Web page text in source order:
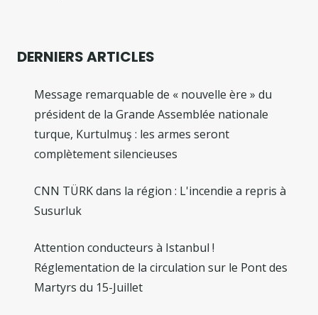
DERNIERS ARTICLES
Message remarquable de « nouvelle ère » du
président de la Grande Assemblée nationale
turque, Kurtulmuş : les armes seront
complètement silencieuses
CNN TÜRK dans la région : L'incendie a repris à
Susurluk
Attention conducteurs à Istanbul !
Réglementation de la circulation sur le Pont des
Martyrs du 15-Juillet